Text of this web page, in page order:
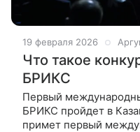
19 февраля 2026
Что такое
БРИКС
Первый
БРИКС пройдет в
примет первый